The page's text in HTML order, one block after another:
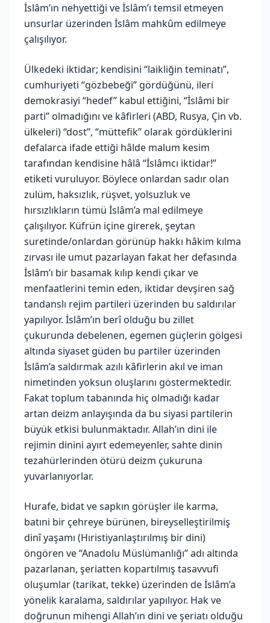
İslâm’ın nehyettiği ve İslâm’ı temsil etmeyen
unsurlar üzerinden İslâm mahkûm edilmeye
çalışılıyor.
Ülkedeki iktidar; kendisini “laikliğin teminatı”,
cumhuriyeti “gözbebeği” gördüğünü, ileri
demokrasiyi “hedef” kabul ettiğini, “İslâmi bir
parti” olmadığını ve kâfirleri (ABD, Rusya, Çin vb.
ülkeleri) “dost”, “müttefik” olarak gördüklerini
defalarca ifade ettiği hâlde malum kesim
tarafından kendisine hâlâ “İslâmcı iktidar!”
etiketi vuruluyor. Böylece onlardan sadır olan
zulüm, haksızlık, rüşvet, yolsuzluk ve
hırsızlıkların tümü İslâm’a mal edilmeye
çalışılıyor. Küfrün içine girerek, şeytan
suretinde/onlardan görünüp hakkı hâkim kılma
zırvası ile umut pazarlayan fakat her defasında
İslâm’ı bir basamak kılıp kendi çıkar ve
menfaatlerini temin eden, iktidar devşiren sağ
tandanslı rejim partileri üzerinden bu saldırılar
yapılıyor. İslâm’ın berî olduğu bu zillet
çukurunda debelenen, egemen güçlerin gölgesi
altında siyaset güden bu partiler üzerinden
İslâm’a saldırmak azılı kâfirlerin akıl ve iman
nimetinden yoksun oluşlarını göstermektedir.
Fakat toplum tabanında hiç olmadığı kadar
artan deizm anlayışında da bu siyasi partilerin
büyük etkisi bulunmaktadır. Allah’ın dini ile
rejimin dinini ayırt edemeyenler, sahte dinin
tezahürlerinden ötürü deizm çukuruna
yuvarlanıyorlar.
Hurafe, bidat ve sapkın görüşler ile karma,
batıni bir çehreye bürünen, bireyselleştirilmiş
dinî yaşamı (Hıristiyanlaştırılmış bir dini)
öngören ve “Anadolu Müslümanlığı” adı altında
pazarlanan, şeriatten kopartılmış tasavvufi
oluşumlar (tarikat, tekke) üzerinden de İslâm’a
yönelik karalama, saldırılar yapılıyor. Hak ve
doğrunun mihengi Allah’ın dini ve şeriatı olduğu